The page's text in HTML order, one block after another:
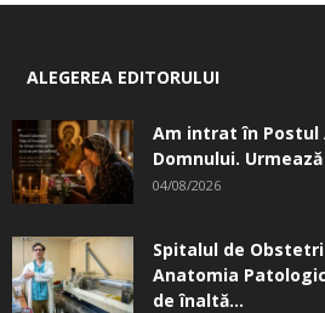
ALEGEREA EDITORULUI
Am intrat în Postul
Domnului.
04/08/2026
Spitalul de
Anatomia
de înaltă...